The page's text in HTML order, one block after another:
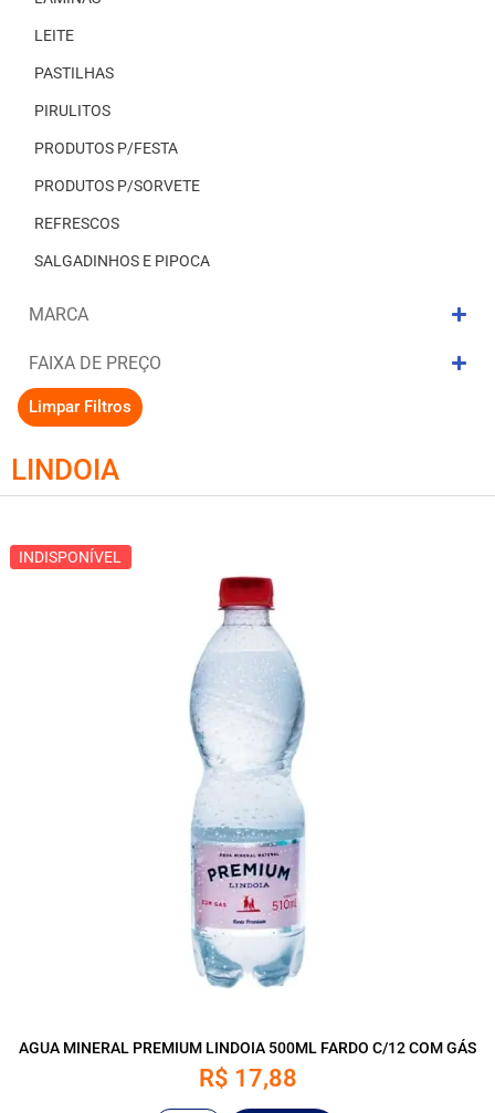
LEITE
PASTILHAS
PIRULITOS
PRODUTOS P/FESTA
PRODUTOS P/SORVETE
REFRESCOS
SALGADINHOS E PIPOCA
MARCA
FAIXA DE PREÇO
Limpar Filtros
LINDOIA
INDISPONÍVEL
AGUA MINERAL PREMIUM LINDOIA 500ML FARDO C/12 COM GÁS
R$ 17,88